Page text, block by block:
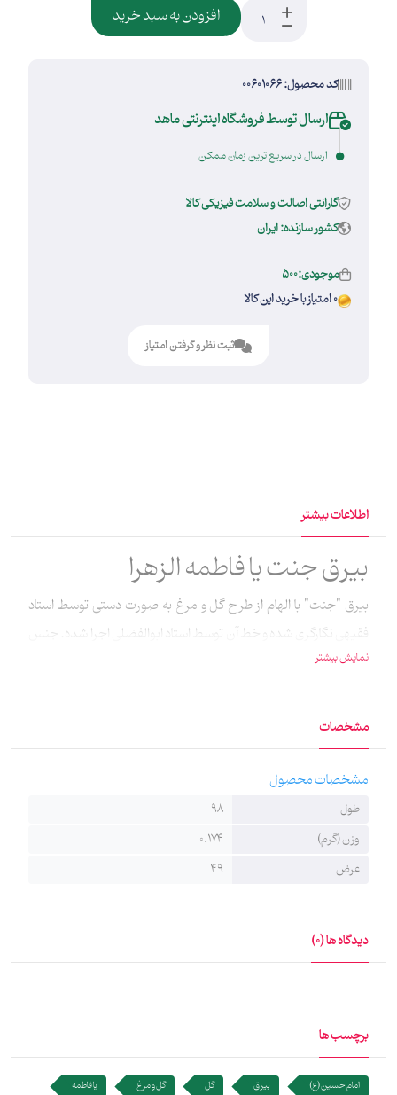
افزودن به سبد خرید
کد محصول: 00601066
ارسال توسط فروشگاه اینترنتی ماهد
ارسال در سریع ترین زمان ممکن
گارانتی اصالت و سلامت فیزیکی کالا
کشور سازنده: ایران
موجودی:500
0 امتیاز با خرید این کالا
ثبت نظر و گرفتن امتیاز
اطلاعات بیشتر
بیرق جنت یا فاطمه الزهرا
بیرق "جنت" با الهام از طرح گل و مرغ به صورت دستی توسط استاد
فقیهی نگارگری شده و خط آن توسط استاد ابوالفضلی اجرا شده. جنس
نمایش بیشتر
مشخصات
مشخصات محصول
طول
98
وزن (گرم)
0.174
عرض
49
دیدگاه ها (0)
برچسب ها
امام حسین (ع) بیرق گل گل و مرغ
یا فاطمه